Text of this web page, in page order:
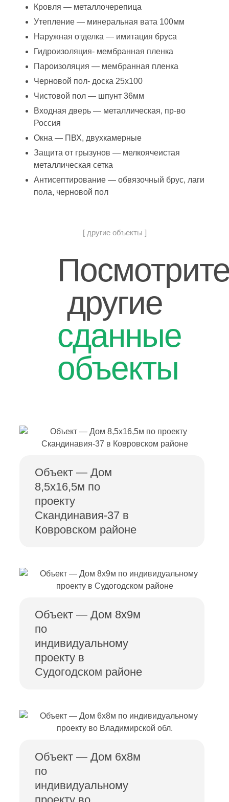
Кровля — металлочерепица
Утепление — минеральная вата 100мм
Наружная отделка — имитация бруса
Гидроизоляция- мембранная пленка
Пароизоляция — мембранная пленка
Черновой пол- доска 25х100
Чистовой пол — шпунт 36мм
Входная дверь — металлическая, пр-во
Россия
Окна — ПВХ, двухкамерные
Защита от грызунов — мелкоячеистая
металлическая сетка
Антисептирование — обвязочный брус, лаги
пола, черновой пол
[ другие объекты ]
другие
сданные
объекты
Объект — Дом
8,5х16,5м по
проекту
Скандинавия-37 в
Ковровском районе
Объект — Дом 8х9м
по
индивидуальному
проекту в
Судогодском районе
Объект — Дом 6х8м
по
индивидуальному